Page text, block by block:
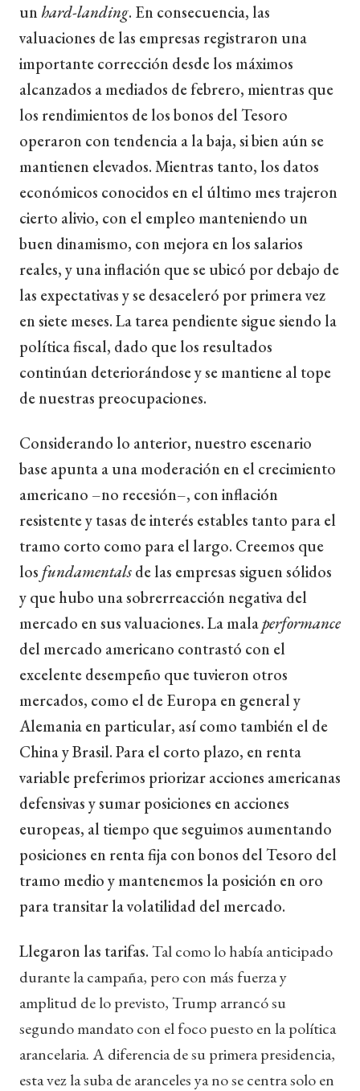
un hard-landing. En consecuencia, las
valuaciones de las empresas registraron una
importante corrección desde los máximos
alcanzados a mediados de febrero, mientras que
los rendimientos de los bonos del Tesoro
operaron con tendencia a la baja, si bien aún se
mantienen elevados. Mientras tanto, los datos
económicos conocidos en el último mes trajeron
cierto alivio, con el empleo manteniendo un
buen dinamismo, con mejora en los salarios
reales, y una inflación que se ubicó por debajo de
las expectativas y se desaceleró por primera vez
en siete meses. La tarea pendiente sigue siendo la
política fiscal, dado que los resultados
continúan deteriorándose y se mantiene al tope
de nuestras preocupaciones.
Considerando lo anterior, nuestro escenario
base apunta a una moderación en el crecimiento
americano –no recesión–, con inflación
resistente y tasas de interés estables tanto para el
tramo corto como para el largo. Creemos que
los fundamentalsde las empresas siguen sólidos
y que hubo una sobrerreacción negativa del
mercado en sus valuaciones. La malaperformance
del mercado americano contrastó con el
excelente desempeño que tuvieron otros
mercados, como el de Europa en general y
Alemania en particular, así como también el de
China y Brasil. Para el corto plazo, en renta
variable preferimos priorizar acciones americanas
defensivas y sumar posiciones en acciones
europeas, al tiempo que seguimos aumentando
posiciones en renta fija con bonos del Tesoro del
tramo medio y mantenemos la posición en oro
para transitar la volatilidad del mercado.
Llegaron las tarifas.Tal como lo había anticipado
durante la campaña, pero con más fuerza y
amplitud de lo previsto, Trump arrancó su
segundo mandato con el foco puesto en la política
arancelaria. A diferencia de su primera presidencia,
esta vez la suba de aranceles ya no se centra solo en